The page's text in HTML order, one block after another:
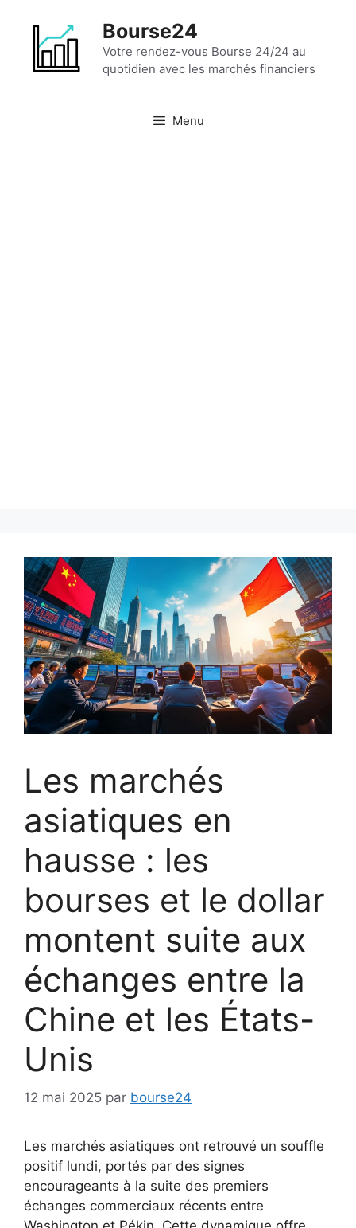
contenu
Bourse24
Votre rendez-vous Bourse 24/24 au
quotidien avec les marchés financiers
Menu
Les marchés
asiatiques en
hausse : les
bourses et le dollar
montent suite aux
échanges entre la
Chine et les États-
Unis
12 mai 2025 par bourse24
Les marchés asiatiques ont retrouvé un souffle
positif lundi, portés par des signes
encourageants à la suite des premiers
échanges commerciaux récents entre